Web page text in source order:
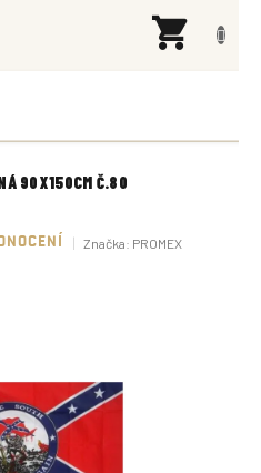
90X150CM Č.80
Značka: PROMEX